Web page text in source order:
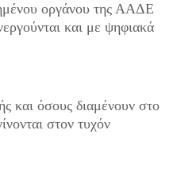
οργάνου της ΑΑΔΕ
και με ψηφιακά
και όσους διαμένουν στο
στον τυχόν